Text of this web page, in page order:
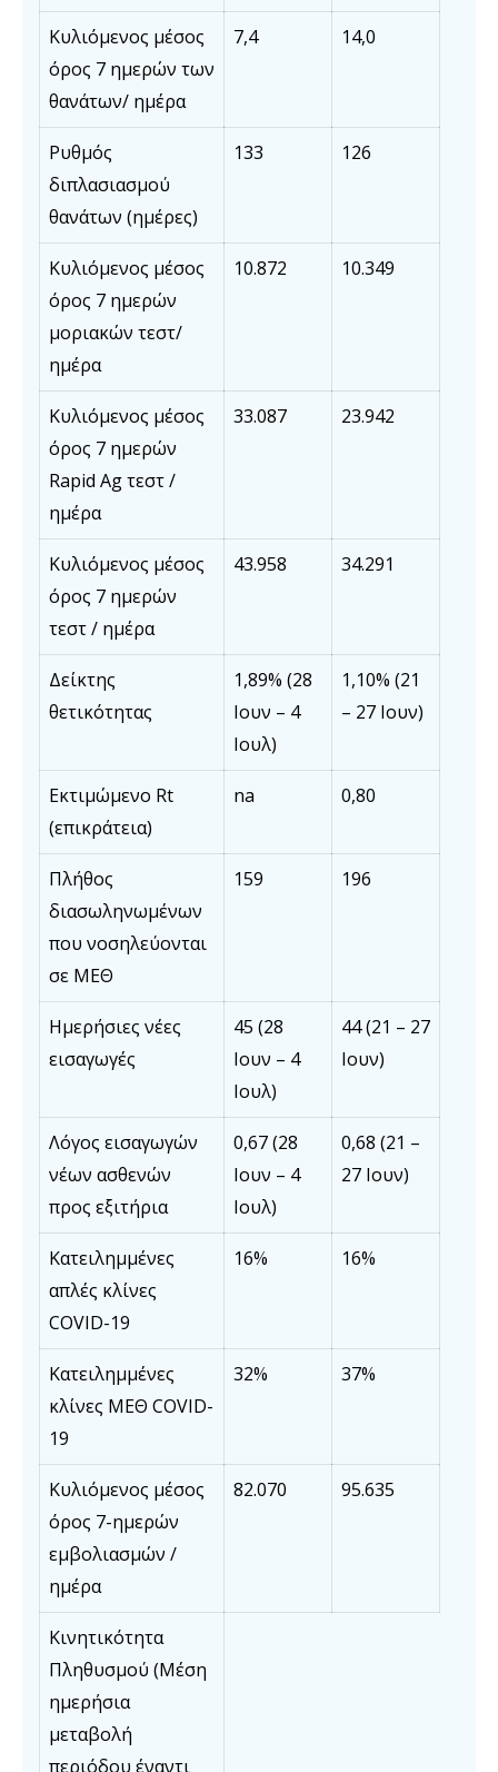
Κυλιόμενος μέσος
όρος 7 ημερών των
θανάτων/ ημέρα
7,4 14,0
Ρυθμός
διπλασιασμού
θανάτων (ημέρες)
133 126
Κυλιόμενος μέσος
όρος 7 ημερών
μοριακών τεστ/
ημέρα
10.872 10.349
Κυλιόμενος μέσος
όρος 7 ημερών
Rapid Ag τεστ /
ημέρα
33.087 23.942
Κυλιόμενος μέσος
όρος 7 ημερών
τεστ / ημέρα
43.958 34.291
Δείκτης
θετικότητας
1,89% (28
Ιουν – 4
Ιουλ)
1,10% (21
– 27 Ιουν)
Εκτιμώμενο Rt
(επικράτεια)
na 0,80
Πλήθος
διασωληνωμένων
που νοσηλεύονται
σε ΜΕΘ
159 196
Ημερήσιες νέες
εισαγωγές
45 (28
Ιουν – 4
Ιουλ)
44 (21 – 27
Ιουν)
Λόγος εισαγωγών
νέων ασθενών
προς εξιτήρια
0,67 (28
Ιουν – 4
Ιουλ)
0,68 (21 –
27 Ιουν)
Κατειλημμένες
απλές κλίνες
COVID-19
16% 16%
Κατειλημμένες
κλίνες ΜΕΘ COVID-
19
32% 37%
Κυλιόμενος μέσος
όρος 7-ημερών
εμβολιασμών /
ημέρα
82.070 95.635
Κινητικότητα
Πληθυσμού (Μέση
ημερήσια
μεταβολή
περιόδου έναντι